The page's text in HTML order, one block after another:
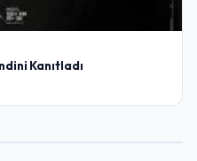
Kanıtladı